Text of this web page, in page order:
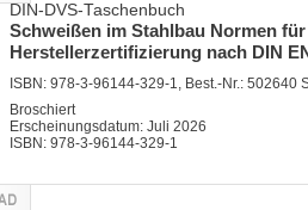
DIN-DVS-Taschenbuch
Schweißen im Stahlbau Normen
Herstellerzertifizierung nach DIN
ISBN: 978-3-96144-329-1, Best.-Nr.: 502640
Broschiert
Erscheinungsdatum: Juli 2026
ISBN: 978-3-96144-329-1